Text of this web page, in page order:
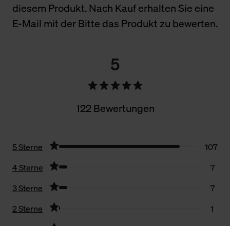
diesem Produkt. Nach Kauf erhalten Sie eine
E-Mail mit der Bitte das Produkt zu bewerten.
5
122 Bewertungen
5 Sterne
107
4 Sterne
7
3 Sterne
7
2 Sterne
1